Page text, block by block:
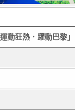
動狂熱．躍動巴黎」